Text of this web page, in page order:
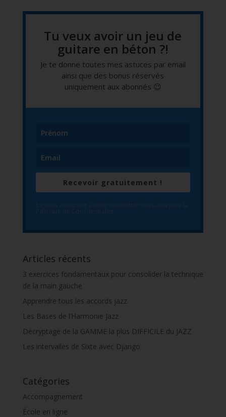
Tu veux avoir un jeu de
guitare en béton ?!
Je te donne toutes mes astuces par email
ainsi que des bonus réservés
uniquement aux abonnés 😉
Recevoir gratuitement !
Articles récents
3 exercices fondamentaux pour consolider la technique
de la main gauche
Apprendre tous les accords jazz
Les Bases de l’Harmonie Jazz
Décryptage de la GAMME la plus DIFFICILE du JAZZ
Les intervalles de Sixte avec Django
Catégories
Accompagnement
École en ligne